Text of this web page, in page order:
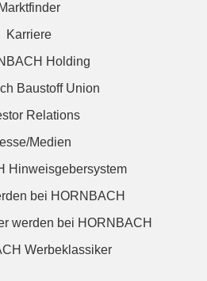
Marktfinder
Karriere
Holding
Baustoff Union
Relations
Medien
Hinweisgebersystem
bei HORNBACH
werden bei HORNBACH
Werbeklassiker